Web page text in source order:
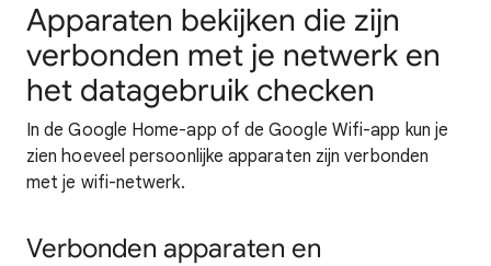
Apparaten bekijken die zijn
verbonden met je netwerk en
het datagebruik checken
In de Google Home-app of de Google Wifi-app kun je
zien hoeveel persoonlijke apparaten zijn verbonden
met je wifi-netwerk.
Verbonden apparaten en